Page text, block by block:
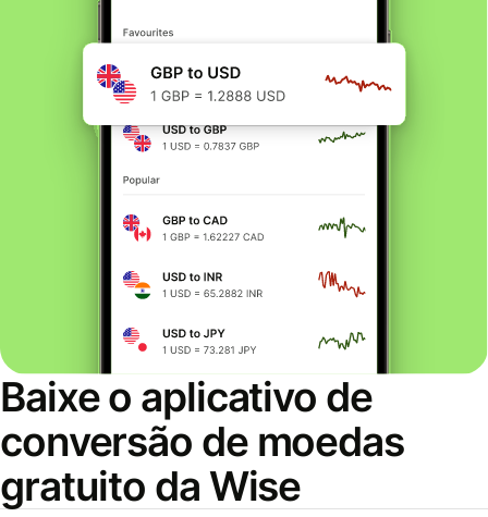
Baixe o aplicativo de
conversão de moedas
gratuito da Wise